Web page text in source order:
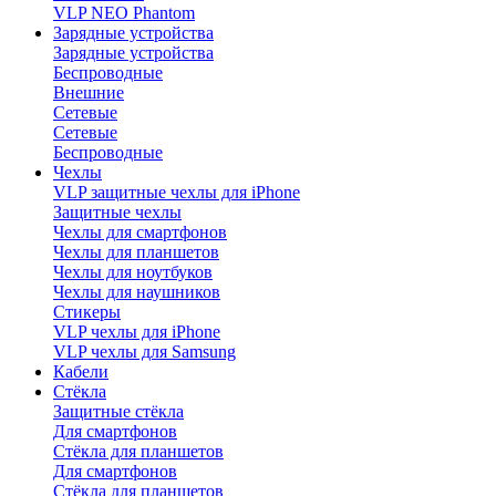
VLP NEO Phantom
Зарядные устройства
Зарядные устройства
Беспроводные
Внешние
Сетевые
Сетевые
Беспроводные
Чехлы
VLP защитные чехлы для iPhone
Защитные чехлы
Чехлы для смартфонов
Чехлы для планшетов
Чехлы для ноутбуков
Чехлы для наушников
Стикеры
VLP чехлы для iPhone
VLP чехлы для Samsung
Кабели
Стёкла
Защитные стёкла
Для смартфонов
Стёкла для планшетов
Для смартфонов
Стёкла для планшетов